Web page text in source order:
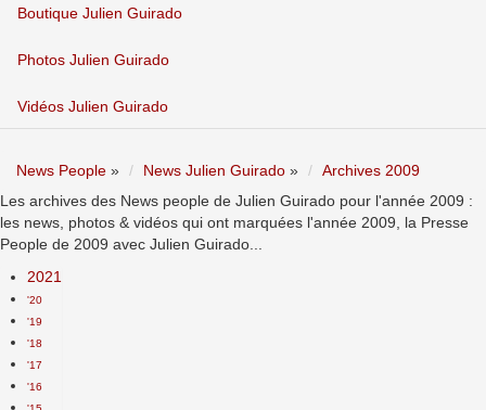
Boutique Julien Guirado
Photos Julien Guirado
Vidéos Julien Guirado
News People » News Julien Guirado »
Archives 2009
Les archives des News people de Julien Guirado pour l'année 2009 :
les news, photos & vidéos qui ont marquées l'année 2009, la Presse
People de 2009 avec Julien Guirado...
2021
'20
'19
'18
'17
'16